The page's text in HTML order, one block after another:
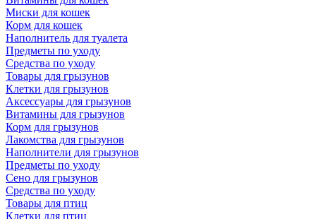
Миски для кошек
Корм для кошек
Наполнитель для туалета
Предметы по уходу
Средства по уходу
Товары для грызунов
Клетки для грызунов
Аксессуары для грызунов
Витамины для грызунов
Корм для грызунов
Лакомства для грызунов
Наполнители для грызунов
Предметы по уходу
Сено для грызунов
Средства по уходу
Товары для птиц
Клетки для птиц